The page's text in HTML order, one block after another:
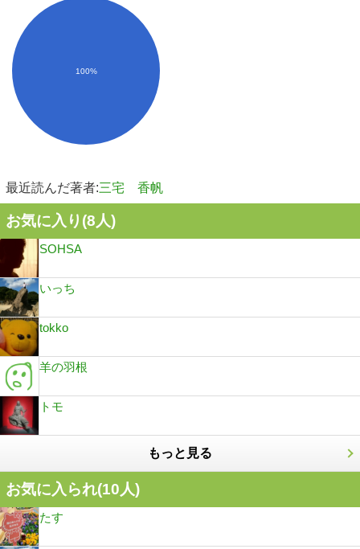
100%
最近読んだ著者:三宅 香帆
お気に入り(8人)
SOHSA
いっち
tokko
羊の羽根
トモ
もっと見る
お気に入られ(10人)
たす